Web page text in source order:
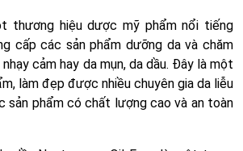
thương hiệu dược mỹ phẩm nổi tiếng
cấp các sản phẩm dưỡng da và chăm
cảm hay da mụn, da dầu. Đây là một
làm đẹp được nhiều chuyên gia da liễu
sản phẩm có chất lượng cao và an toàn